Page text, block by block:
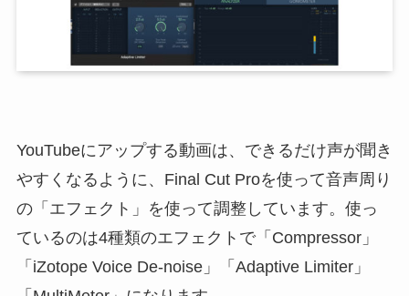
YouTubeにアップする動画は、できるだけ声が聞き
やすくなるように、Final Cut Proを使って音声周り
の「エフェクト」を使って調整しています。使っ
ているのは4種類のエフェクトで「Compressor」
「iZotope Voice De-noise」「Adaptive Limiter」